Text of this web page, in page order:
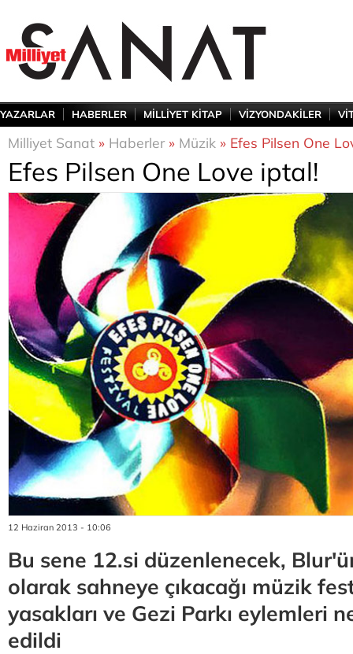
YAZARLAR HABERLER MİLLİYET KİTAP VİZYONDAKİLER
Milliyet Sanat » Haberler» Müzik » Efes Pilsen One
Efes Pilsen One Love iptal!
12 Haziran 2013 - 10:06
Bu sene 12.si düzenlenecek,
olarak sahneye çıkacağı müzik
yasakları ve Gezi Parkı eylemleri
edildi